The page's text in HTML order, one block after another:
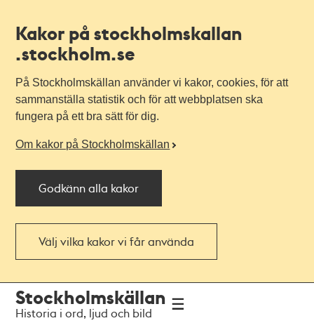
Kakor på stockholmskallan
.stockholm.se
På Stockholmskällan använder vi kakor, cookies, för att
sammanställa statistik och för att webbplatsen ska
fungera på ett bra sätt för dig.
Om kakor på Stockholmskällan
Godkänn alla kakor
Välj vilka kakor vi får använda
navigationen
huvudinnehållet
Stockholmskällan
Historia i ord, ljud och bild